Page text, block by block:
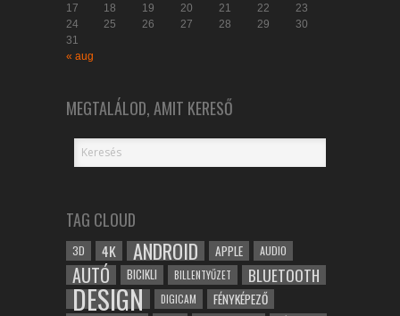
17
18 19 20 21 22
23
24
25 26 27 28 29
30
31
« aug
MEGTALÁLOD, AMIT KERESŐ
TAG CLOUD
3D 4K ANDROID APPLE AUDIO
AUTÓ BICIKLI BILLENTYŰZET BLUETOOTH
DESIGN DIGICAM FÉNYKÉPEZŐ